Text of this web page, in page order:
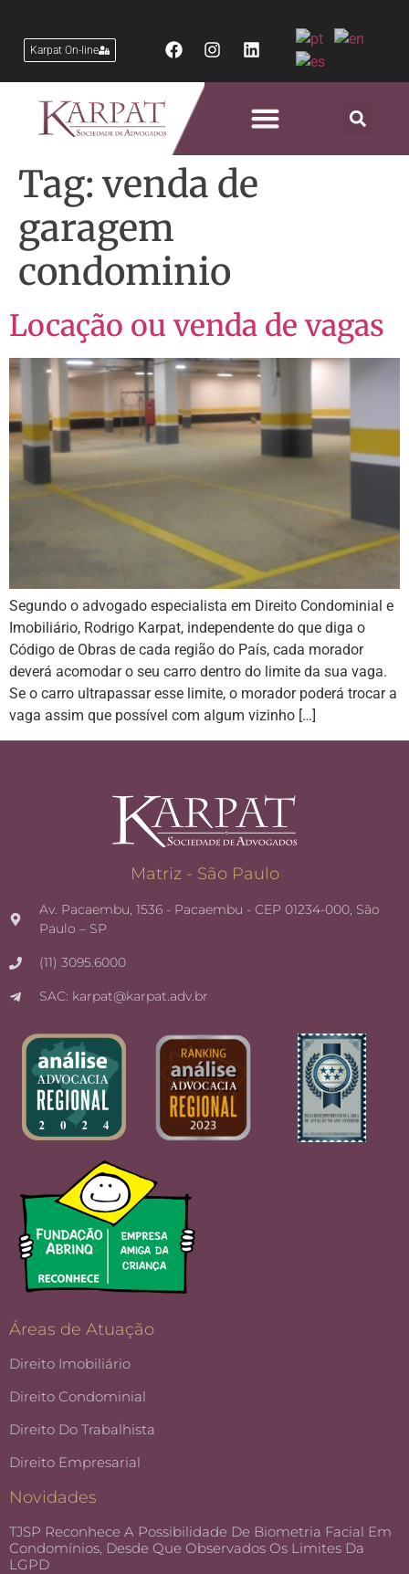
Karpat On-line
Tag: venda de
garagem
condominio
Locação ou venda de vagas
Segundo o advogado especialista em Direito Condominial e
Imobiliário, Rodrigo Karpat, independente do que diga o
Código de Obras de cada região do País, cada morador
deverá acomodar o seu carro dentro do limite da sua vaga.
Se o carro ultrapassar esse limite, o morador poderá trocar a
vaga assim que possível com algum vizinho […]
Matriz - São Paulo
Av. Pacaembu, 1536 - Pacaembu - CEP 01234-000, São
Paulo – SP
(11) 3095.6000
SAC: karpat@karpat.adv.br
Áreas de Atuação
Direito Imobiliário
Direito Condominial
Direito Do Trabalhista
Direito Empresarial
Novidades
TJSP Reconhece A Possibilidade De Biometria Facial Em
Condomínios, Desde Que Observados Os Limites Da
LGPD